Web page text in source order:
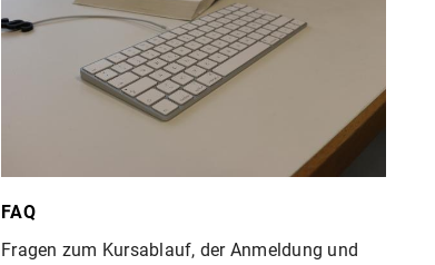
FAQ
Fragen zum Kursablauf, der Anmeldung und